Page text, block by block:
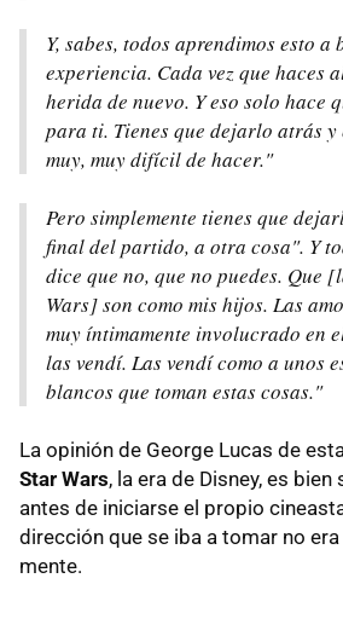
Y, sabes, todos aprendimos esto a
experiencia. Cada vez que haces
herida de nuevo. Y eso solo hace
para ti. Tienes que dejarlo atrás y
muy, muy difícil de hacer."
Pero simplemente tienes que
final del partido, a otra cosa". Y
dice que no, que no puedes. Que
Wars] son como mis hijos. Las
muy íntimamente involucrado en
las vendí. Las vendí como a unos
blancos que toman estas cosas."
La opinión de George Lucas de
Star Wars, la era de Disney, es
antes de iniciarse el propio
dirección que se iba a tomar no
mente.